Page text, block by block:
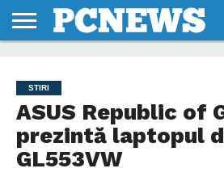
NOI
SI
CONDITII
STIRI
ASUS Republic of
prezintă laptopul
GL553VW